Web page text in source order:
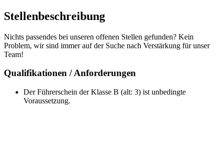
Stellenbeschreibung
Nichts passendes bei unseren offenen Stellen gefunden? Kein
Problem, wir sind immer auf der Suche nach Verstärkung für unser
Team!
Qualifikationen / Anforderungen
Der Führerschein der Klasse B (alt: 3) ist unbedingte
Voraussetzung.